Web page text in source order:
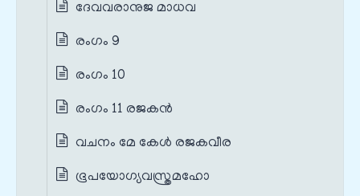
ദേവവരാനുജ മാധവ
രംഗം 9
രംഗം 10
രംഗം 11 രജകൻ
വചനം മേ കേൾ രജകവീര
ഭൂപയോഗ്യവസ്ത്രമഹോ